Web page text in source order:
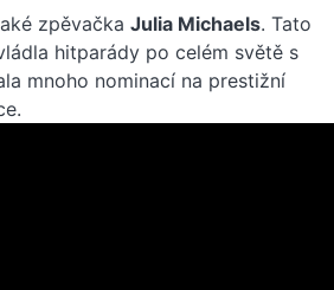
zpěvačka Julia Michaels. Tato
hitparády po celém světě s
mnoho nominací na prestižní